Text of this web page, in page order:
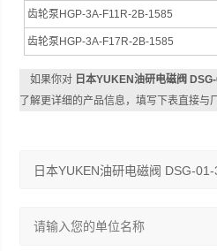
齿轮泵HGP-3A-F11R-2B-1585
齿轮泵HGP-3A-F17R-2B-1585
如果你对 日本YUKEN油研电磁阀
了解更详细的产品信息，填写下表直接与